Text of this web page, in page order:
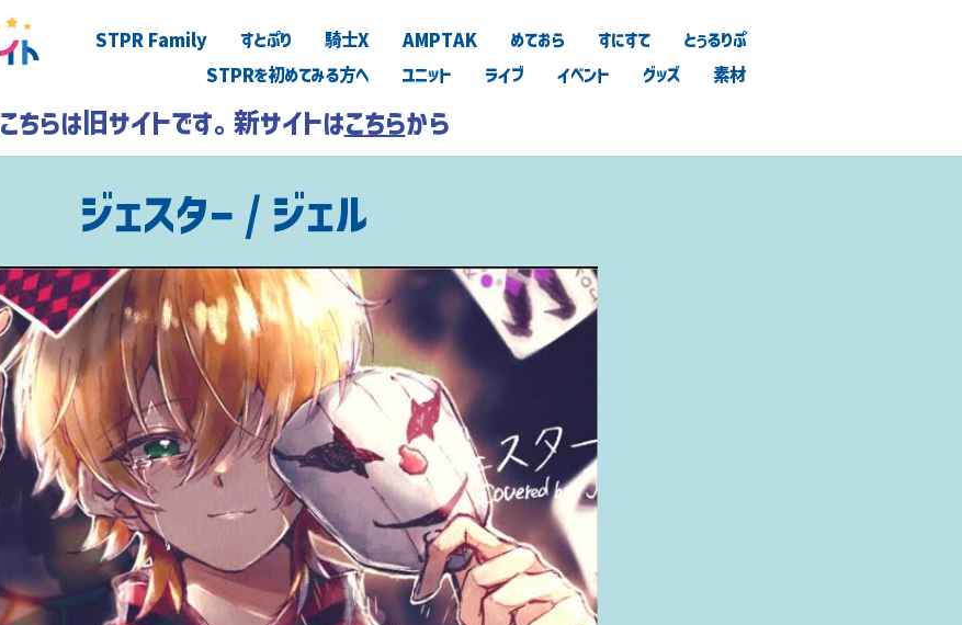
STPR Family すとぷり 騎士X AMPTAK めておら すにすて
とぅるりぷ
STPRを初めてみる方へ
ユニット ライブ イベント グッズ 素材
こちらは旧サイトです。新サイトはこちらから
ジェスター / ジェル